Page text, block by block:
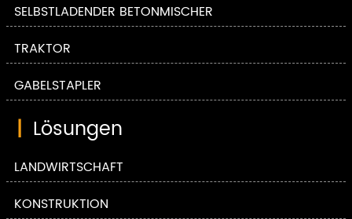
SELBSTLADENDER BETONMISCHER
TRAKTOR
GABELSTAPLER
| Lösungen
LANDWIRTSCHAFT
KONSTRUKTION